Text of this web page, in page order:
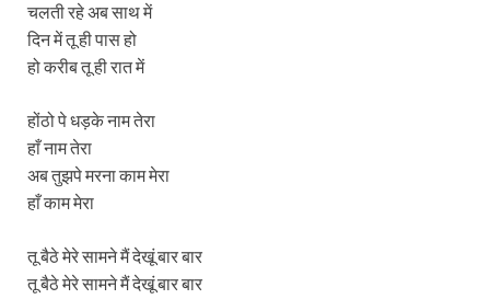
चलती रहे अब साथ में
दिन में तू ही पास हो
हो करीब तू ही रात में
होंठो पे धड़के नाम तेरा
हाँ नाम तेरा
अब तुझपे मरना काम मेरा
हाँ काम मेरा
तू बैठे मेरे सामने मैं देखूं बार बार
तू बैठे मेरे सामने मैं देखूं बार बार